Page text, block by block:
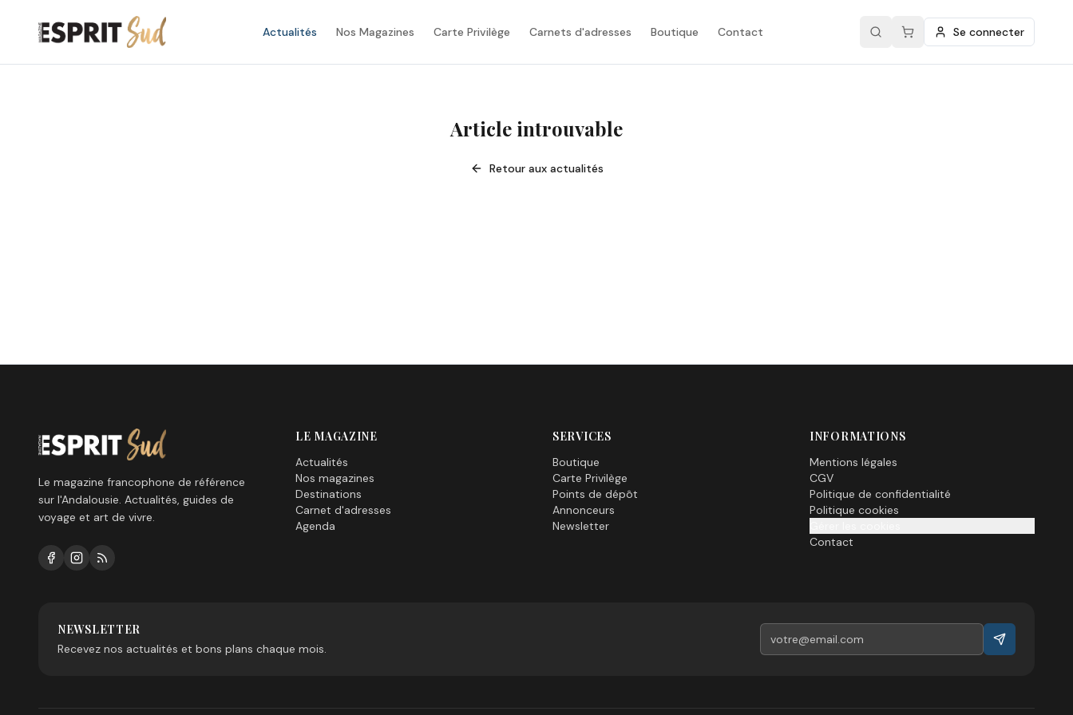
Actualités Nos Magazines Carte Privilège Carnets d'adresses Boutique Contact Se connecter
Article introuvable
Retour aux actualités
Le magazine francophone de référence
sur l'Andalousie. Actualités, guides de
voyage et art de vivre.
LE MAGAZINE
Actualités
Nos magazines
Destinations
Carnet d'adresses
Agenda
SERVICES
Boutique
Carte Privilège
Points de dépôt
Annonceurs
Newsletter
INFORMATIONS
Mentions légales
CGV
Politique de confidentialité
Politique cookies
Contact
NEWSLETTER
Recevez nos actualités et bons plans chaque mois.